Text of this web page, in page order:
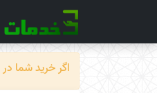
اگر خرید شما در